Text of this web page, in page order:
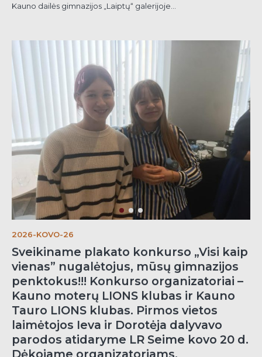
Kauno dailės gimnazijos „Laiptų“ galerijoje...
2026-KOVO-26
Sveikiname plakato konkurso „Visi kaip
vienas” nugalėtojus, mūsų gimnazijos
penktokus!!! Konkurso organizatoriai –
Kauno moterų LIONS klubas ir Kauno
Tauro LIONS klubas. Pirmos vietos
laimėtojos Ieva ir Dorotėja dalyvavo
parodos atidaryme LR Seime kovo 20 d.
Dėkojame organizatoriams.